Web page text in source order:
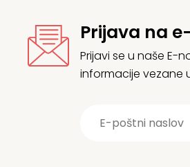
Prijava na
Prijavi se u naše E-
informacije vezane